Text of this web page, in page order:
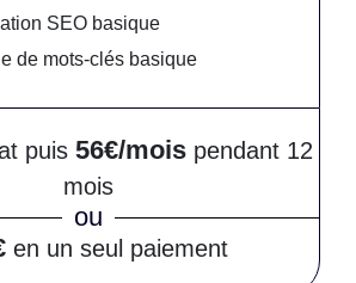
SEO basique
de mots-clés basique
puis 56€/mois pendant 12
mois
ou
en un seul paiement